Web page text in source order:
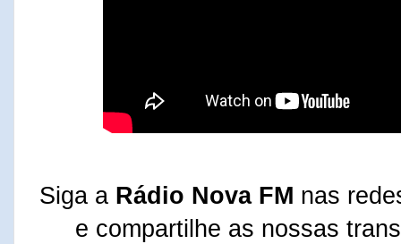
Siga a Rádio Nova FM nas
e compartilhe as nossas